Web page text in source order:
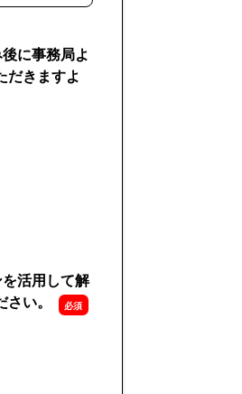
に事務局よ
だきますよ
に事務局よりご連絡のうえ、決
活用して解
い。
活用して解決したいお困りごと